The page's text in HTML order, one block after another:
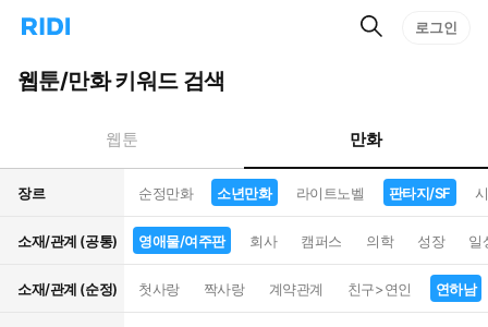
리
홈
으
턴
트
검
로그인
웹툰/만화 키워드 검색
웹툰 만화
장르 순정만화 소년만화 라이트노벨 판타지/SF
소재/관계 (공통) 영애물/여주판 회사 캠퍼스 의학 성장 일
소재/관계 (순정) 첫사랑 짝사랑 계약관계 친구>연인 연하남